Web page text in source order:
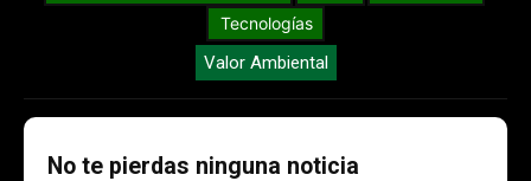
Tecnologías
Valor Ambiental
No te pierdas ninguna noticia